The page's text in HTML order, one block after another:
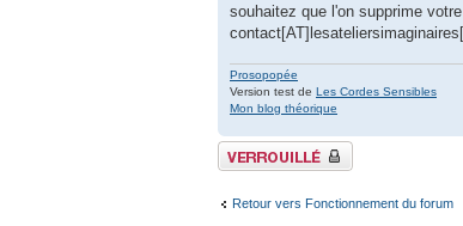
souhaitez que l'on supprime
Prosopopée
Version test de Les Cordes Sensibles
Mon blog théorique
Sujet verrouillé
Retour vers Fonctionnement du forum